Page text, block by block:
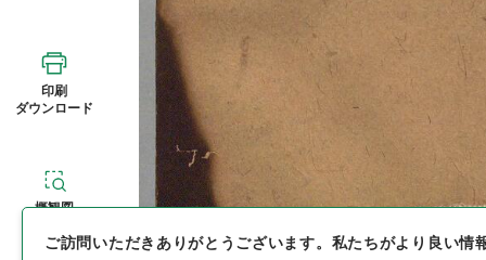
印刷
ダウンロード
概観図
ご訪問いただきありがとうございます。 私たちがより良い情